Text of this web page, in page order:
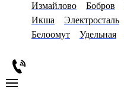
Измайлово
Бобров
Икша
Электросталь
Белоомут
Удельная